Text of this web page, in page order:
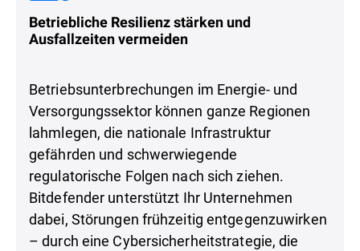
Betriebliche Resilienz stärken und
Ausfallzeiten vermeiden
Betriebsunterbrechungen im Energie- und
Versorgungssektor können ganze Regionen
lahmlegen, die nationale Infrastruktur
gefährden und schwerwiegende
regulatorische Folgen nach sich ziehen.
Bitdefender unterstützt Ihr Unternehmen
dabei, Störungen frühzeitig entgegenzuwirken
– durch eine Cybersicherheitstrategie, die